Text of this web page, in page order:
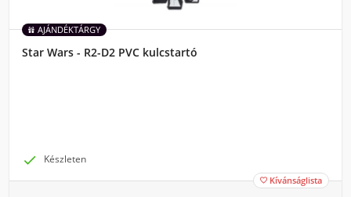
AJÁNDÉKTÁRGY
Star Wars - R2-D2 PVC kulcstartó
 Készleten
 Kívánságlista